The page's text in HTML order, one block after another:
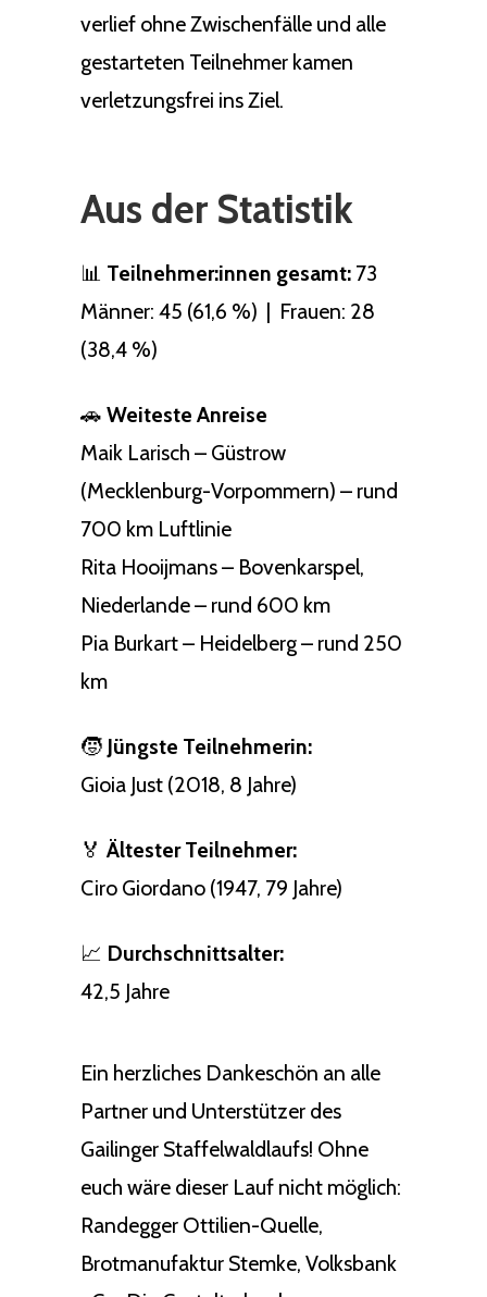
verlief ohne Zwischenfälle und alle
gestarteten Teilnehmer kamen
verletzungsfrei ins Ziel.
Aus der Statistik
📊 Teilnehmer:innen gesamt: 73
Männer: 45 (61,6 %) | Frauen: 28
(38,4 %)
🚗 Weiteste Anreise
Maik Larisch – Güstrow
(Mecklenburg-Vorpommern) – rund
700 km Luftlinie
Rita Hooijmans – Bovenkarspel,
Niederlande – rund 600 km
Pia Burkart – Heidelberg – rund 250
km
🧒 Jüngste Teilnehmerin:
Gioia Just (2018, 8 Jahre)
🏅 Ältester Teilnehmer:
Ciro Giordano (1947, 79 Jahre)
📈 Durchschnittsalter:
42,5 Jahre
Ein herzliches Dankeschön an alle
Partner und Unterstützer des
Gailinger Staffelwaldlaufs! Ohne
euch wäre dieser Lauf nicht möglich:
Randegger Ottilien-Quelle,
Brotmanufaktur Stemke, Volksbank